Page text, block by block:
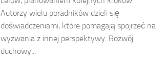
Autorzy wielu poradników dzieli się
doświadczeniami, które pomagają spojrzeć na
wyzwania z innej perspektywy. Rozwój
duchowy...